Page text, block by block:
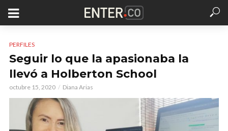
PERFILES
Seguir lo que la apasionaba la
llevó a Holberton School
octubre 15, 2020 Diana Arias